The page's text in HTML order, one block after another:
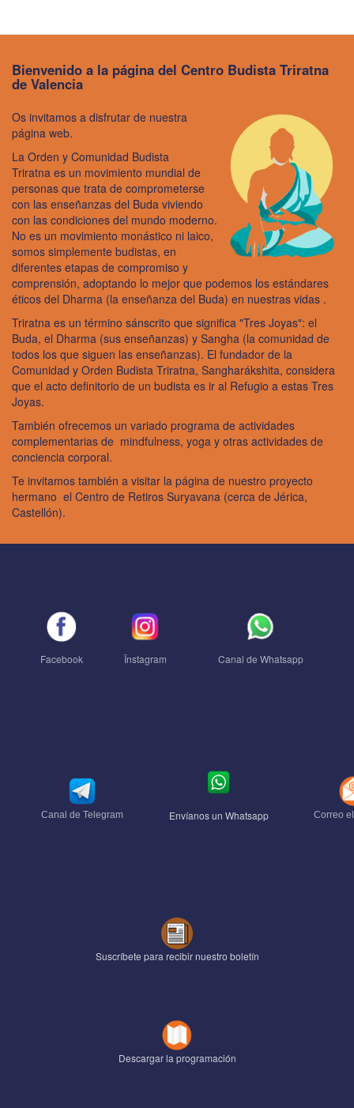
Bienvenido a la página del Centro Budista Triratna
de Valencia
Os invitamos a disfrutar de nuestra
página web.
La Orden y Comunidad Budista
Triratna es un movimiento mundial de
personas que trata de comprometerse
con las enseñanzas del Buda viviendo
con las condiciones del mundo moderno.
No es un movimiento monástico ni laico,
somos simplemente budistas, en
diferentes etapas de compromiso y
comprensión, adoptando lo mejor que podemos los estándares
éticos del Dharma (la enseñanza del Buda) en nuestras vidas .
Triratna es un término sánscrito que significa "Tres Joyas": el
Buda, el Dharma (sus enseñanzas) y Sangha (la comunidad de
todos los que siguen las enseñanzas). El fundador de la
Comunidad y Orden Budista Triratna, Sangharákshita, considera
que el acto definitorio de un budista es ir al Refugio a estas Tres
Joyas.
También ofrecemos un variado programa de actividades
complementarias de mindfulness, yoga y otras actividades de
conciencia corporal.
Te invitamos también a visitar la página de nuestro proyecto
hermano el Centro de Retiros Suryavana (cerca de Jérica,
Castellón).
Facebook Ïnstagram Canal de Whatsapp
Canal de Telegram Envíanos un Whatsapp Correo
Suscríbete para recibir nuestro boletín
Descargar la programación